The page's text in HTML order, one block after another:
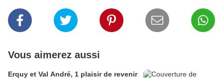
Vous aimerez aussi
Erquy et Val André, 1 plaisir de revenir